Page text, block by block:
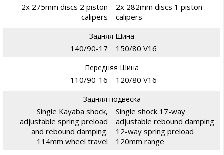
2x 275mm discs 2 piston
calipers
2x 282mm discs 1 piston
calipers
Задняя Шина
140/90-17 150/80 V16
Передняя Шина
110/90-16 120/80 V16
Задняя подвеска
Single Kayaba shock,
adjustable spring preload
and rebound damping.
114mm wheel travel
Single shock 17-way
adjustable rebound damping
12-way spring preload
120mm range